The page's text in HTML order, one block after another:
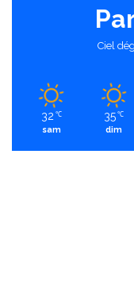
Ciel
32 ℃
sam
35 ℃
dim